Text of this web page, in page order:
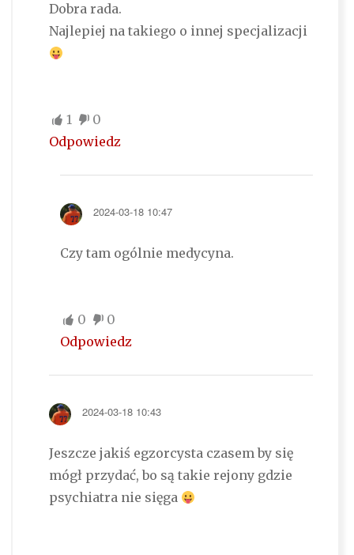
Dobra rada.
Najlepiej na takiego o innej specjalizacji
1
0
Odpowiedz
2024-03-18 10:47
Czy tam ogólnie medycyna.
0
0
Odpowiedz
2024-03-18 10:43
Jeszcze jakiś egzorcysta czasem by się
mógł przydać, bo są takie rejony gdzie
psychiatra nie sięga